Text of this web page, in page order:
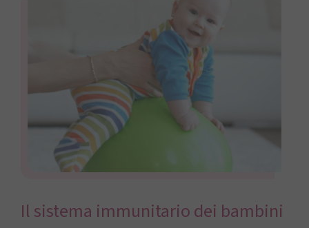
Il sistema immunitario dei bambini